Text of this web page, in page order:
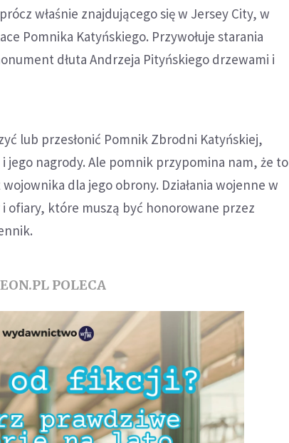
właśnie znajdującego się w Jersey City, w
Pomnika Katyńskiego. Przywołuje starania
dłuta Andrzeja Pityńskiego drzewami i
lub przesłonić Pomnik Zbrodni Katyńskiej,
jego nagrody. Ale pomnik przypomina nam, że to
dla jego obrony. Działania wojenne w
ofiary, które muszą być honorowane przez
POLECA